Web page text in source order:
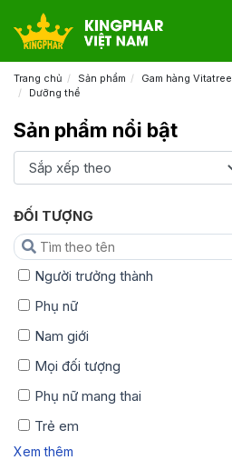
Trang chủ Sản phẩm Gam hàng Vitatree
Dưỡng thể
ĐỐI TƯỢNG
Người trưởng thành
Phụ nữ
Nam giới
Mọi đối tượng
Phụ nữ mang thai
Trẻ em
Xem thêm
Sản phẩm nổi bật